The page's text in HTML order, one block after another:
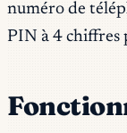
numéro de
PIN à 4 chiffres